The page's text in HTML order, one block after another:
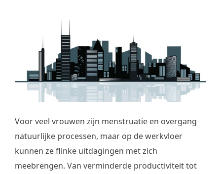
Voor veel vrouwen zijn menstruatie en overgang
natuurlijke processen, maar op de werkvloer
kunnen ze flinke uitdagingen met zich
meebrengen. Van verminderde productiviteit tot